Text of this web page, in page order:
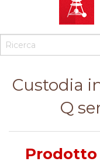
Custodia
Q
Prodotto